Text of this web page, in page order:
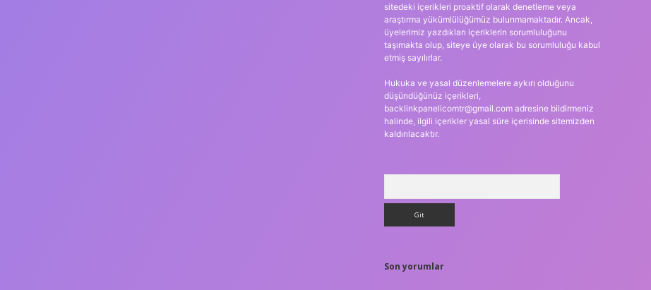
sitedeki içerikleri proaktif olarak denetleme veya
araştırma yükümlülüğümüz bulunmamaktadır. Ancak,
üyelerimiz yazdıkları içeriklerin sorumluluğunu
taşımakta olup, siteye üye olarak bu sorumluluğu kabul
etmiş sayılırlar.
Hukuka ve yasal düzenlemelere aykırı olduğunu
düşündüğünüz içerikleri,
backlinkpanelicomtr@gmail.comadresine bildirmeniz
halinde, ilgili içerikler yasal süre içerisinde sitemizden
kaldırılacaktır.
Son yorumlar